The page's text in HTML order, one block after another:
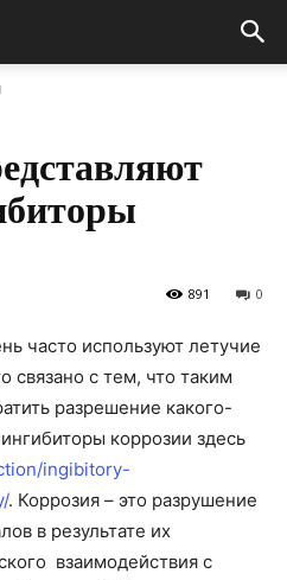
0
891
часто используют летучие
связано с тем, что таким
разрешение какого-
коррозии здесь
ingibitory-
. Коррозия – это разрушение
в результате их
взаимодействия с